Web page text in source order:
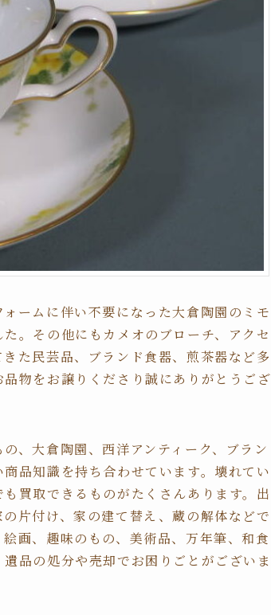
ームに伴い不要になった大倉陶園のミモ
。その他にもカメオのブローチ、アクセ
た民芸品、ブランド食器、煎茶器など多
物をお譲りくださり誠にありがとうござ
、大倉陶園、西洋アンティーク、ブラン
品知識を持ち合わせています。壊れてい
買取できるものがたくさんあります。出
片付け、家の建て替え、蔵の解体などで
画、趣味のもの、美術品、万年筆、和食
品の処分や売却でお困りごとがございま